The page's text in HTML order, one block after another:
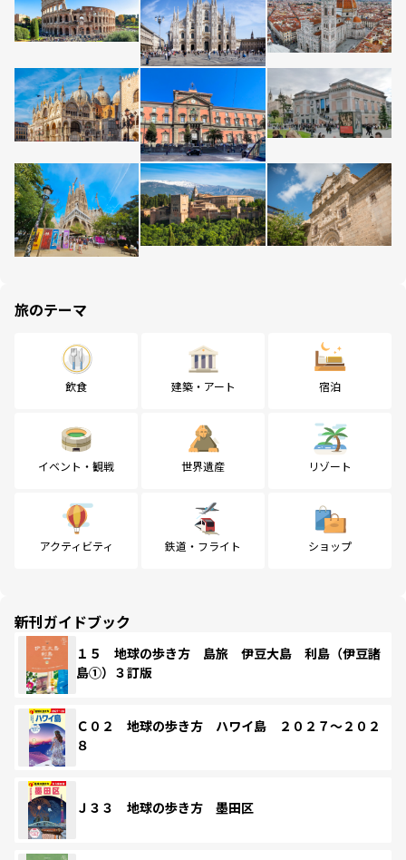
旅のテーマ
飲食 建築・アート 宿泊
イベント・観戦 世界遺産 リゾート
アクティビティ 鉄道・フライト ショップ
新刊ガイドブック
１５ 地球の歩き方 島旅 伊豆大島 利島（伊豆諸
島①）３訂版
Ｃ０２ 地球の歩き方 ハワイ島 ２０２７～２０２
８
Ｊ３３ 地球の歩き方 墨田区